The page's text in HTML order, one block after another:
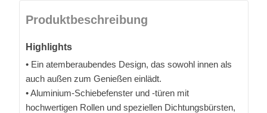
Produktbeschreibung
Highlights
• Ein atemberaubendes Design, das sowohl innen als
auch außen zum Genießen einlädt.
• Aluminium-Schiebefenster und -türen mit
hochwertigen Rollen und speziellen Dichtungsbürsten,